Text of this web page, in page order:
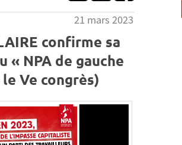
21 mars 2023
confirme sa
NPA de gauche
Ve congrès)